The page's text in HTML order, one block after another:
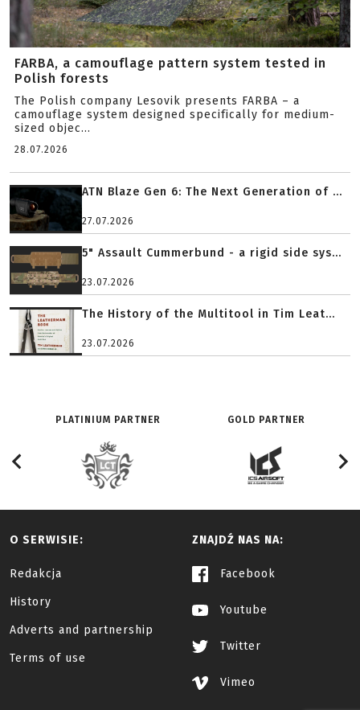
FARBA, a camouflage pattern system tested in
Polish forests
The Polish company Lesovik presents FARBA – a
camouflage system designed specifically for medium-
sized objec...
28.07.2026
ATN Blaze Gen 6: The Next Generation of ...
27.07.2026
5" Assault Cummerbund - a rigid side sys...
23.07.2026
The History of the Multitool in Tim Leat...
23.07.2026
PLATINIUM PARTNER GOLD PARTNER
O SERWISIE:
Redakcja
History
Adverts and partnership
Terms of use
ZNAJDŹ NAS NA:
Facebook
Youtube
Twitter
Vimeo